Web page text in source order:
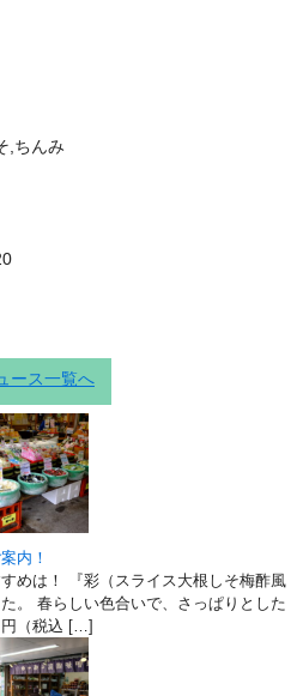
,ちんみ
ース一覧へ
内！
めは！ 『彩（スライス大根しそ梅酢風
。 春らしい色合いで、さっぱりとし
（税込 […]